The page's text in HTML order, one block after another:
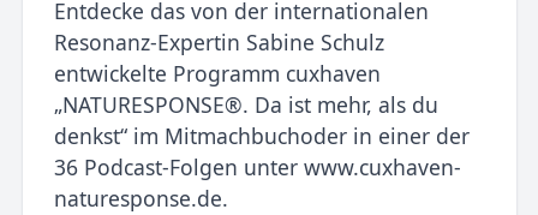
Entdecke das von der internationalen
Resonanz-Expertin Sabine Schulz
entwickelte Programm cuxhaven
„NATURESPONSE®. Da ist mehr, als du
denkst“ im Mitmachbuchoder in einer der
36 Podcast-Folgen unter www.cuxhaven-
naturesponse.de.